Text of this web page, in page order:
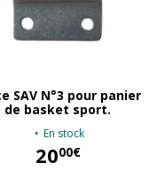
SAV N°3 pour panier
de basket sport.
En stock
2000€